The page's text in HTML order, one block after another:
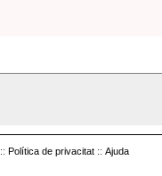
:: Política de privacitat :: Ajuda